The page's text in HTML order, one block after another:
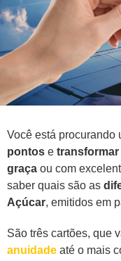
Você está procurando
pontos e transformar
graça ou com
saber quais são as
Açúcar, emitidos em
São três cartões, que
anuidade até o mais